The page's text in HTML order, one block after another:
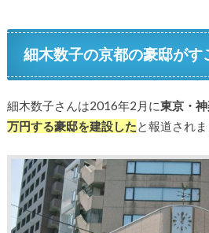
細木数子の京都の豪邸がす
細木数子さんは2016年2月に東京・
万円する豪邸を建設したと報道されま